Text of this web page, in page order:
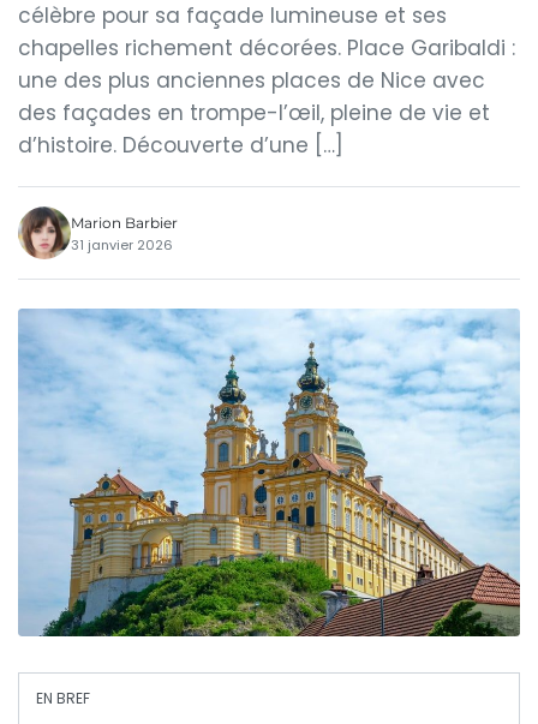
célèbre pour sa façade lumineuse et ses
chapelles richement décorées. Place Garibaldi :
une des plus anciennes places de Nice avec
des façades en trompe-l’œil, pleine de vie et
d’histoire. Découverte d’une […]
Marion Barbier
31 janvier 2026
EN BREF